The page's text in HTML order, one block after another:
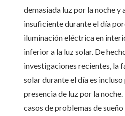
demasiada luz por la noche y
insuficiente durante el día
iluminación eléctrica en
inferior a la luz solar. De
investigaciones recientes, la
solar durante el día es incluso
presencia de luz por la
casos de problemas de sueño